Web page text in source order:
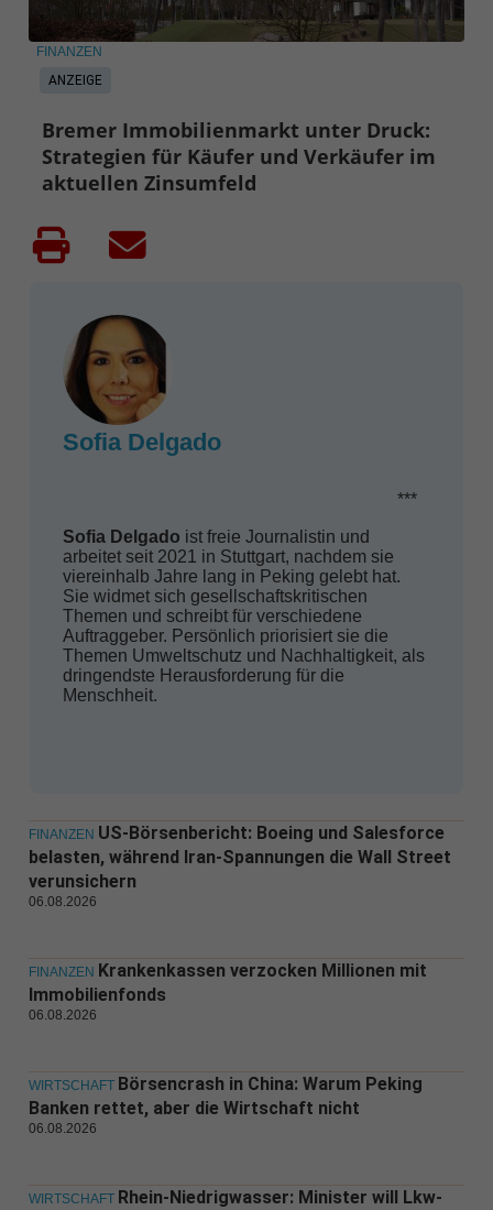
ANZEIGE
FINANZEN
Bremer Immobilienmarkt unter Druck:
Strategien für Käufer und Verkäufer im
aktuellen Zinsumfeld
Sofia Delgado
***
Sofia Delgado ist freie Journalistin und
arbeitet seit 2021 in Stuttgart, nachdem sie
viereinhalb Jahre lang in Peking gelebt hat.
Sie widmet sich gesellschaftskritischen
Themen und schreibt für verschiedene
Auftraggeber. Persönlich priorisiert sie die
Themen Umweltschutz und Nachhaltigkeit, als
dringendste Herausforderung für die
Menschheit.
FINANZEN US-Börsenbericht: Boeing und Salesforce
belasten, während Iran-Spannungen die Wall Street
verunsichern
06.08.2026
FINANZEN Krankenkassen verzocken Millionen mit
Immobilienfonds
06.08.2026
WIRTSCHAFT Börsencrash in China: Warum Peking
Banken rettet, aber die Wirtschaft nicht
06.08.2026
WIRTSCHAFT Rhein-Niedrigwasser: Minister will Lkw-